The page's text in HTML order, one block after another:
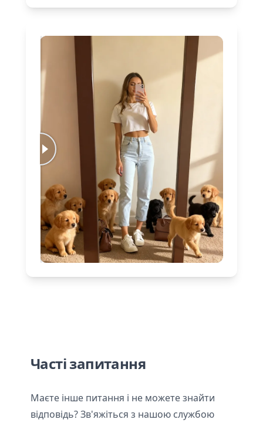
Часті запитання
Маєте інше питання і не можете знайти
відповідь? Зв'яжіться з нашою службою